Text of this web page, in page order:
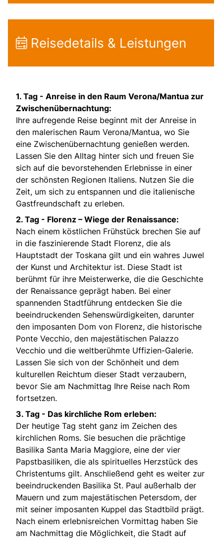
Reisedetails & Leistungen
1. Tag - Anreise in den Raum Verona/Mantua zur
Zwischenübernachtung:
Ihre aufregende Reise beginnt mit der Anreise in
den malerischen Raum Verona/Mantua, wo Sie
eine Zwischenübernachtung genießen werden.
Lassen Sie den Alltag hinter sich und freuen Sie
sich auf die bevorstehenden Erlebnisse in einer
der schönsten Regionen Italiens. Nutzen Sie die
Zeit, um sich zu entspannen und die italienische
Gastfreundschaft zu erleben.
2. Tag - Florenz – Wiege der Renaissance:
Nach einem köstlichen Frühstück brechen Sie auf
in die faszinierende Stadt Florenz, die als
Hauptstadt der Toskana gilt und ein wahres Juwel
der Kunst und Architektur ist. Diese Stadt ist
berühmt für ihre Meisterwerke, die die Geschichte
der Renaissance geprägt haben. Bei einer
spannenden Stadtführung entdecken Sie die
beeindruckenden Sehenswürdigkeiten, darunter
den imposanten Dom von Florenz, die historische
Ponte Vecchio, den majestätischen Palazzo
Vecchio und die weltberühmte Uffizien-Galerie.
Lassen Sie sich von der Schönheit und dem
kulturellen Reichtum dieser Stadt verzaubern,
bevor Sie am Nachmittag Ihre Reise nach Rom
fortsetzen.
3. Tag - Das kirchliche Rom erleben:
Der heutige Tag steht ganz im Zeichen des
kirchlichen Roms. Sie besuchen die prächtige
Basilika Santa Maria Maggiore, eine der vier
Papstbasiliken, die als spirituelles Herzstück des
Christentums gilt. Anschließend geht es weiter zur
beeindruckenden Basilika St. Paul außerhalb der
Mauern und zum majestätischen Petersdom, der
mit seiner imposanten Kuppel das Stadtbild prägt.
Nach einem erlebnisreichen Vormittag haben Sie
am Nachmittag die Möglichkeit, die Stadt auf